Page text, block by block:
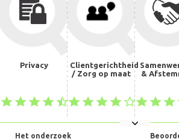
Privacy
Clientgerichtheid
/ Zorg op maat
&
Het onderzoek